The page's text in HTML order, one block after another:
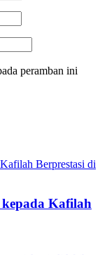
peramban ini
kepada Kafilah